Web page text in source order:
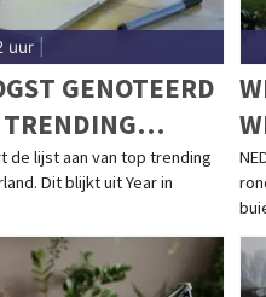
uur
GENOTEERD
2023
de lijst aan van top trending
Dit blijkt uit Year in